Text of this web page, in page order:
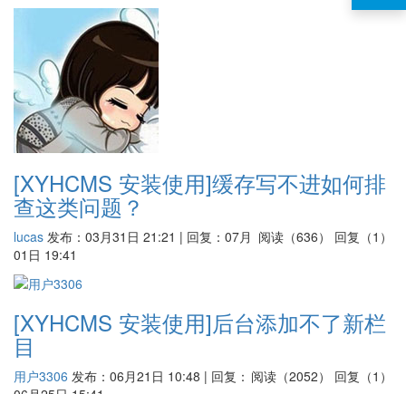
[XYHCMS 安装使用]缓存写不进如何排
查这类问题？
阅读（636） 回复（1）
lucas 发布：03月31日 21:21 | 回复：07月
01日 19:41
[XYHCMS 安装使用]后台添加不了新栏
目
阅读（2052） 回复（1）
用户3306 发布：06月21日 10:48 | 回复：